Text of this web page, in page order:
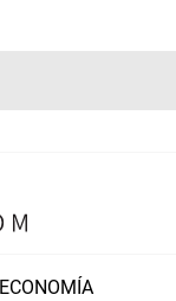
ECONOMÍA